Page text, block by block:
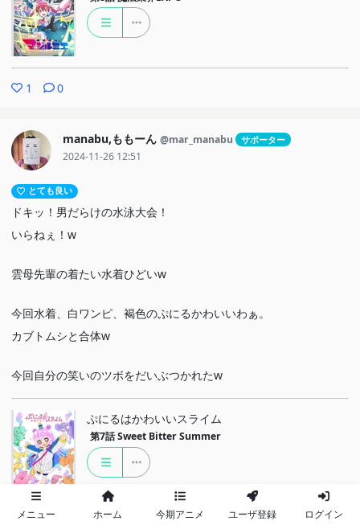
1 0
manabu,ももーん @mar_manabu サポーター
2024-11-26 12:51
とても良い
ドキッ！男だらけの水泳大会！
いらねぇ！w
雲母先輩の着たい水着ひどいw
今回水着、白ワンピ、褐色のぷにるかわいいわぁ。
カブトムシと合体w
今回自分の笑いのツボをだいぶつかれたw
ぷにるはかわいいスライム
第7話 Sweet Bitter Summer
メニュー ホーム 今期アニメ ユーザ登録 ログイン